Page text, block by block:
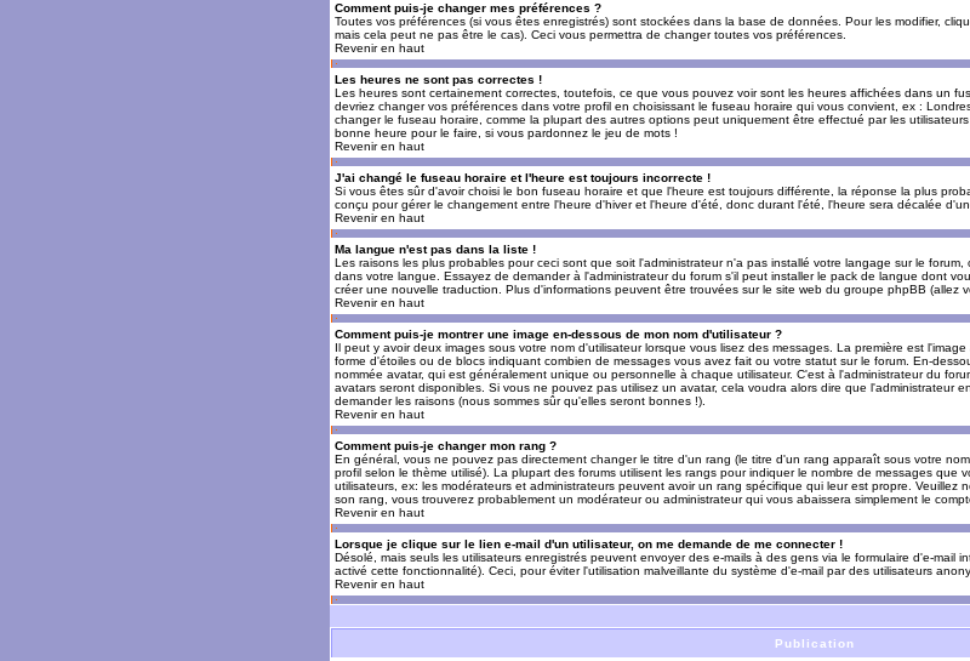
Comment puis-je changer mes préférences ?
Toutes vos préférences (si vous êtes enregistrés) sont stockées dans la base de données. Pour les modifier,
mais cela peut ne pas être le cas). Ceci vous permettra de changer toutes vos préférences.
Revenir en haut
Les heures ne sont pas correctes !
Les heures sont certainement correctes, toutefois, ce que vous pouvez voir sont les heures affichées dans un
devriez changer vos préférences dans votre profil en choisissant le fuseau horaire qui vous convient, ex :
changer le fuseau horaire, comme la plupart des autres options peut uniquement être effectué par les
bonne heure pour le faire, si vous pardonnez le jeu de mots !
Revenir en haut
J'ai changé le fuseau horaire et l'heure est toujours incorrecte !
Si vous êtes sûr d'avoir choisi le bon fuseau horaire et que l'heure est toujours différente, la réponse la plus
conçu pour gérer le changement entre l'heure d'hiver et l'heure d'été, donc durant l'été, l'heure sera décalée
Revenir en haut
Ma langue n'est pas dans la liste !
Les raisons les plus probables pour ceci sont que soit l'administrateur n'a pas installé votre langage sur le
dans votre langue. Essayez de demander à l'administrateur du forum s'il peut installer le pack de langue dont
créer une nouvelle traduction. Plus d'informations peuvent être trouvées sur le site web du groupe phpBB (allez
Revenir en haut
Comment puis-je montrer une image en-dessous de mon nom d'utilisateur ?
Il peut y avoir deux images sous votre nom d'utilisateur lorsque vous lisez des messages. La première est
forme d'étoiles ou de blocs indiquant combien de messages vous avez fait ou votre statut sur le forum. En-
nommée avatar, qui est généralement unique ou personnelle à chaque utilisateur. C'est à l'administrateur du
avatars seront disponibles. Si vous ne pouvez pas utilisez un avatar, cela voudra alors dire que l'administrateur
demander les raisons (nous sommes sûr qu'elles seront bonnes !).
Revenir en haut
Comment puis-je changer mon rang ?
En général, vous ne pouvez pas directement changer le titre d'un rang (le titre d'un rang apparaît sous votre
profil selon le thème utilisé). La plupart des forums utilisent les rangs pour indiquer le nombre de messages que
utilisateurs, ex: les modérateurs et administrateurs peuvent avoir un rang spécifique qui leur est propre. Veuillez
son rang, vous trouverez probablement un modérateur ou administrateur qui vous abaissera simplement le
Revenir en haut
Lorsque je clique sur le lien e-mail d'un utilisateur, on me demande de me connecter !
Désolé, mais seuls les utilisateurs enregistrés peuvent envoyer des e-mails à des gens via le formulaire d'e-mail
activé cette fonctionnalité). Ceci, pour éviter l'utilisation malveillante du système d'e-mail par des utilisateurs
Revenir en haut
Publication